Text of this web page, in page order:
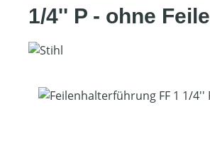
1/4'' P - ohne Feile
Bildergalerie überspringen